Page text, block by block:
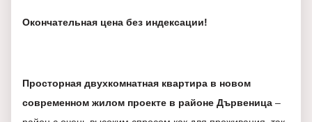
Окончательная цена без индексации!
Просторная двухкомнатная квартира в новом
современном жилом проекте в районе Дървеница –